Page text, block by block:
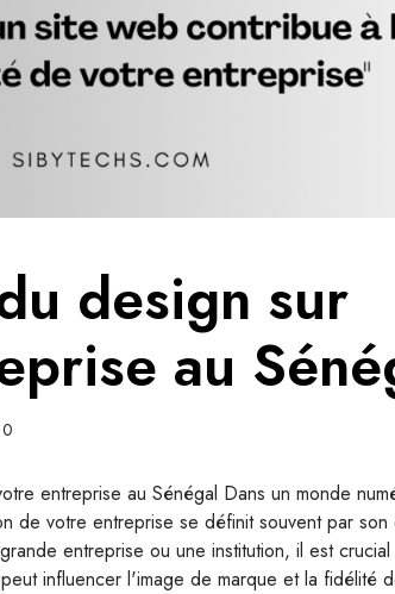
design sur
au
0
entreprise au Sénégal Dans un monde
de votre entreprise se définit souvent par son
entreprise ou une institution, il est
influencer l'image de marque et la fidélité